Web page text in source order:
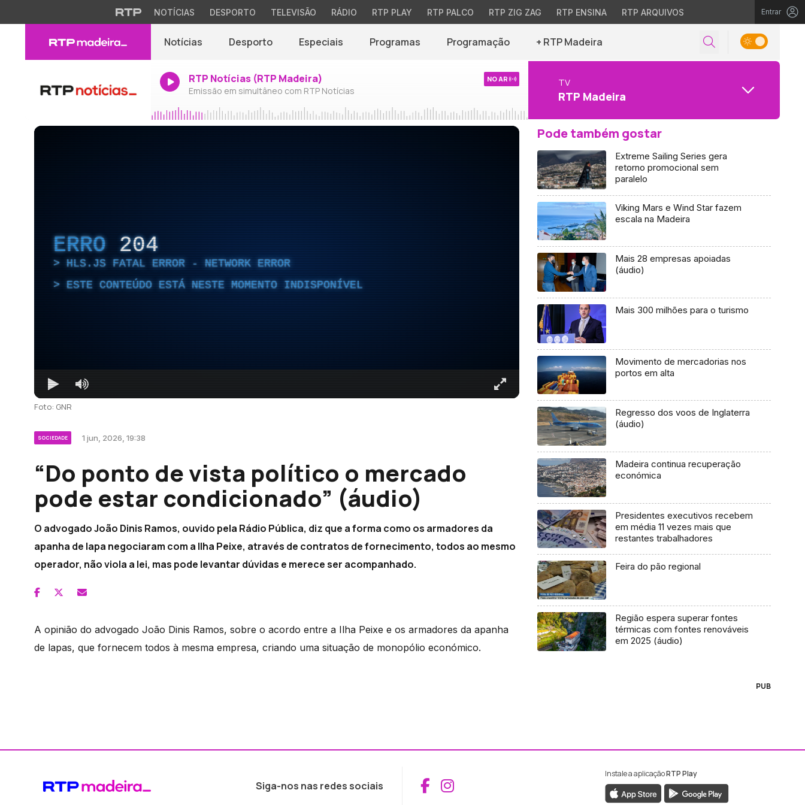
NOTÍCIAS DESPORTO TELEVISÃO RÁDIO RTP PLAY RTP PALCO RTP ZIG ZAG RTP ENSINA RTP ARQUIVOS Entrar
Notícias Desporto Especiais Programas Programação + RTP Madeira
RTP Notícias (RTP Madeira)
Emissão em simultâneo com RTP Notícias
NO AR TV
RTP Madeira
ERRO 204
HLS.JS FATAL ERROR - NETWORK ERROR
ESTE CONTEÚDO ESTÁ NESTE MOMENTO INDISPONÍVEL
Foto: GNR
SOCIEDADE 1 jun, 2026, 19:38
“Do ponto de vista político o mercado
pode estar condicionado” (áudio)
O advogado João Dinis Ramos, ouvido pela Rádio Pública, diz que a forma como os armadores da
apanha de lapa negociaram com a Ilha Peixe, através de contratos de fornecimento, todos ao mesmo
operador, não viola a lei, mas pode levantar dúvidas e merece ser acompanhado.
A opinião do advogado João Dinis Ramos, sobre o acordo entre a Ilha Peixe e os armadores da apanha
de lapas, que fornecem todos à mesma empresa, criando uma situação de monopólio económico.
Pode também gostar
Extreme Sailing Series gera
retorno promocional sem
paralelo
Viking Mars e Wind Star fazem
escala na Madeira
Mais 28 empresas apoiadas
(áudio)
Mais 300 milhões para o turismo
Movimento de mercadorias nos
portos em alta
Regresso dos voos de Inglaterra
(áudio)
Madeira continua recuperação
económica
Presidentes executivos recebem
em média 11 vezes mais que
restantes trabalhadores
Feira do pão regional
Região espera superar fontes
térmicas com fontes renováveis
em 2025 (áudio)
PUB
Siga-nos nas redes sociais Aceder ao Facebook da RTP Madeira
Aceder ao Instagram da RTP Madeira
Instale a aplicaçãoRTP Play